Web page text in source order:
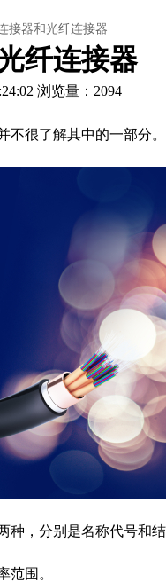
接器和光纤连接器
纤连接器
浏览量：2094
不很了解其中的一部
种，分别是名称代号和
范围。